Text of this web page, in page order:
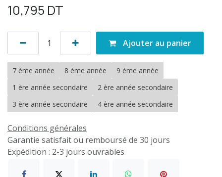
10,795 DT
Ajouter au panier
7 ème année 8 ème année
9 ème année
1 ère année secondaire
2 ère année secondaire
3 ère année secondaire
4 ère année secondaire
Conditions générales
Garantie satisfait ou remboursé de 30 jours
Expédition : 2-3 jours ouvrables